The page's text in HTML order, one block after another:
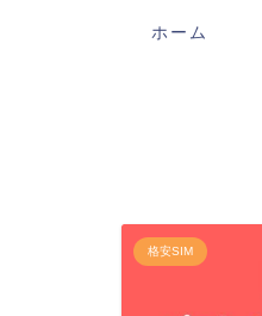
ホーム
格安SIM